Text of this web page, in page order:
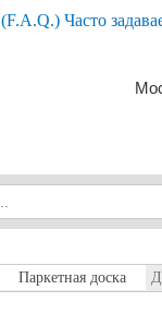
(F.A.Q.) Часто
Паркетная доска